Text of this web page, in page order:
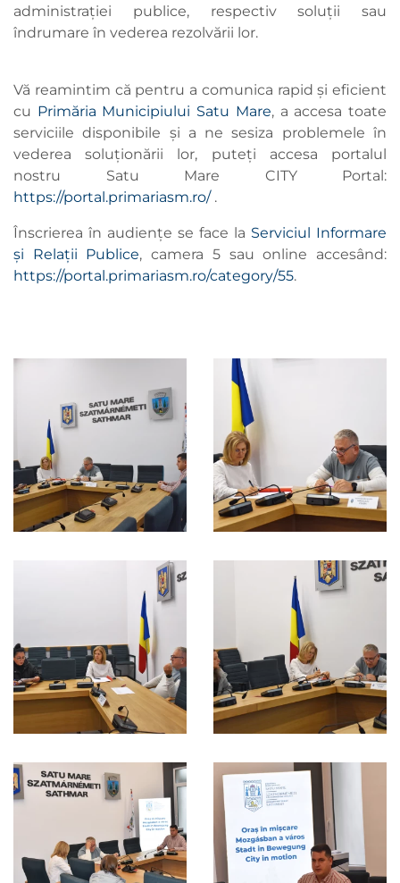
administrației publice, respectiv soluții sau
îndrumare în vederea rezolvării lor.
Vă reamintim că pentru a comunica rapid și eficient
cu Primăria Municipiului Satu Mare, a accesa toate
serviciile disponibile și a ne sesiza problemele în
vederea soluționării lor, puteți accesa portalul
nostru Satu Mare CITY Portal:
https://portal.primariasm.ro/.
Înscrierea în audiențe se face la Serviciul Informare
și Relații Publice, camera 5 sau online accesând:
https://portal.primariasm.ro/category/55.